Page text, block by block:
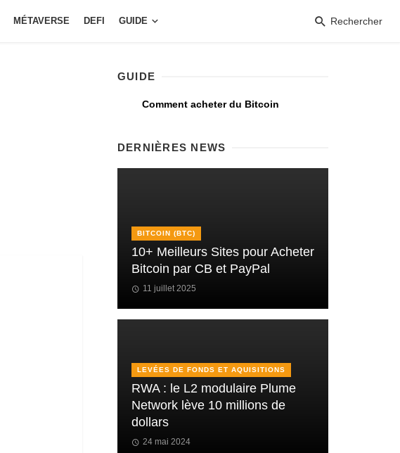
MÉTAVERSE DEFI GUIDE Rechercher
GUIDE
Comment acheter du Bitcoin
DERNIÈRES NEWS
BITCOIN (BTC)
10+ Meilleurs Sites pour Acheter
Bitcoin par CB et PayPal
11 juillet 2025
LEVÉES DE FONDS ET AQUISITIONS
RWA : le L2 modulaire Plume
Network lève 10 millions de
dollars
24 mai 2024